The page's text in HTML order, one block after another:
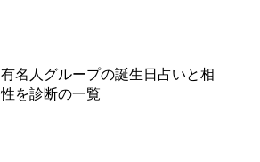
有名人グループの誕生日占いと相
性を診断の一覧